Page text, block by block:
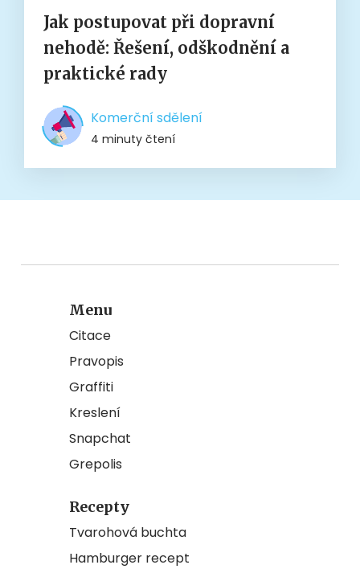
Jak postupovat při dopravní
nehodě: Řešení, odškodnění a
praktické rady
Komerční sdělení
4 minuty čtení
Menu
Citace
Pravopis
Graffiti
Kreslení
Snapchat
Grepolis
Recepty
Tvarohová buchta
Hamburger recept